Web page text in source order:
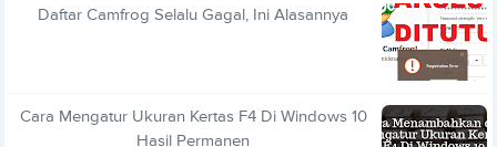
Daftar Camfrog Selalu Gagal, Ini Alasannya
Cara Mengatur Ukuran Kertas F4 Di Windows 10
Hasil Permanen